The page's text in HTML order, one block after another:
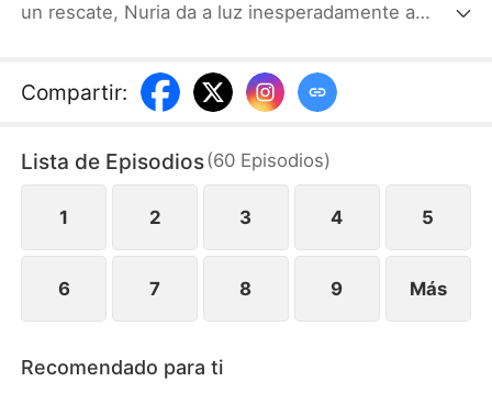
un rescate, Nuria da a luz inesperadamente a
buenos en la tecnología y traviesos, rastrean a su
padre. Mientras el amor resurge y los enemigos se
resistir la tormenta de pasión y mentiras?
Compartir:
Lista de Episodios(60 Episodios)
1 2 3 4 5
6 7 8 9 Más
Recomendado para ti